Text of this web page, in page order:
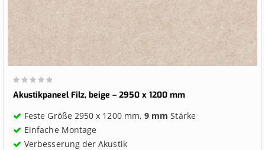
Wertung:
0%
Akustikpaneel Filz, beige – 2950 x 1200 mm
Feste Größe 2950 x 1200 mm,9 mm Stärke
Einfache Montage
Verbesserung der Akustik